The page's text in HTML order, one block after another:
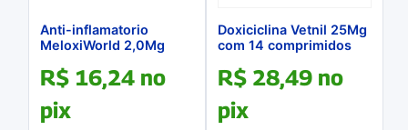
Anti-inflamatorio
MeloxiWorld 2,0Mg
Comprimidos
R$ 16,24 no
pix
Doxiciclina Vetnil 25Mg
com 14 comprimidos
R$ 28,49 no
pix